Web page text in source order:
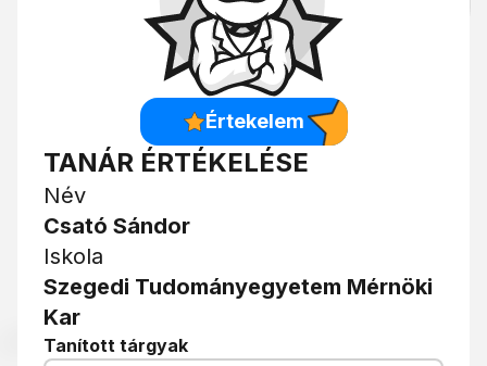
Értekelem
TANÁR ÉRTÉKELÉSE
Név
Csató Sándor
Iskola
Szegedi Tudományegyetem Mérnöki
Kar
Tanított tárgyak